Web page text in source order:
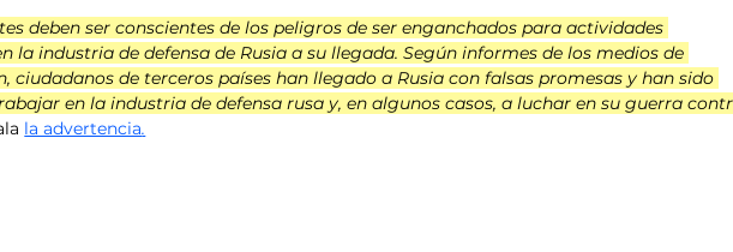
deben ser conscientes de los peligros de ser enganchados para actividades
la industria de defensa de Rusia a su llegada. Según informes de los medios de
ciudadanos de terceros países han llegado a Rusia con falsas promesas y han sido
en la industria de defensa rusa y, en algunos casos, a luchar en su guerra
la advertencia.